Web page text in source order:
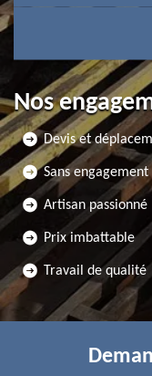
Nos
Devis et
Sans engagement
Artisan passionné
Prix imbattable
Travail de qualité